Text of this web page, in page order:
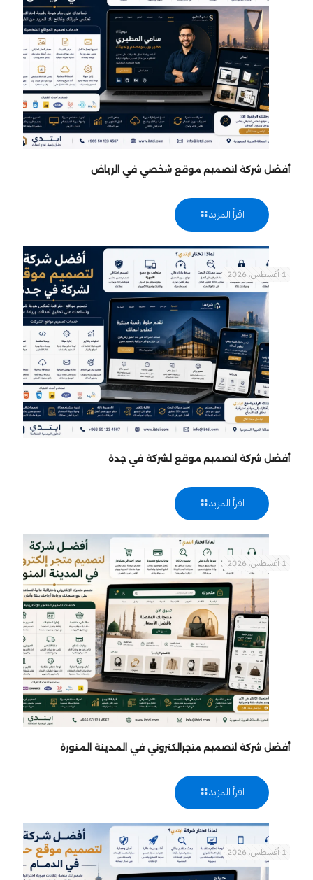
أفضل شركة لتصميم موقع شخصي في الرياض
اقرأ المزيد
1 أغسطس، 2026
أفضل شركة لتصميم موقع لشركة في جدة
اقرأ المزيد
1 أغسطس، 2026
أفضل شركة لتصميم متجرالكتروني في المدينة المنورة
اقرأ المزيد
1 أغسطس، 2026